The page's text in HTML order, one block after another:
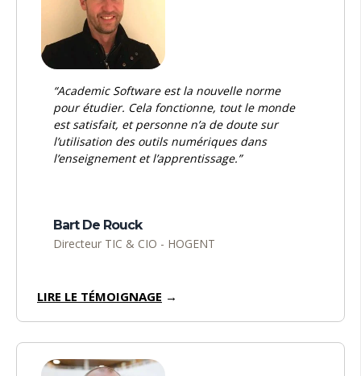
“Academic Software est la nouvelle norme
pour étudier. Cela fonctionne, tout le monde
est satisfait, et personne n’a de doute sur
l’utilisation des outils numériques dans
l’enseignement et l’apprentissage.”
Bart De Rouck
Directeur TIC & CIO - HOGENT
LIRE LE TÉMOIGNAGE →